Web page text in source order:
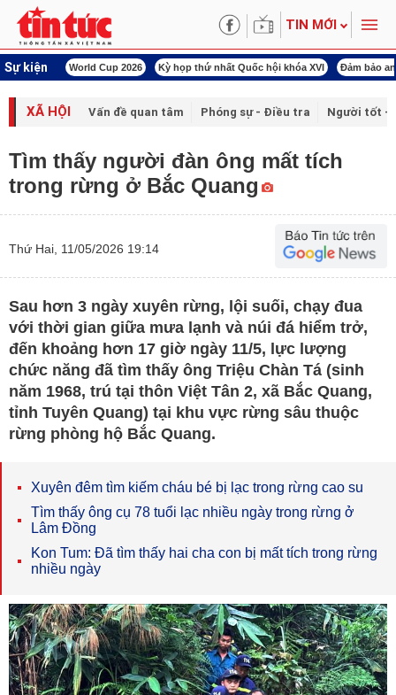
TIN MỚI
Sự kiện
World Cup 2026 Kỳ họp thứ nhất Quốc hội khóa XVI Đảm bảo an ninh
XÃ HỘI Vấn đề quan tâm Phóng sự - Điều tra Người tốt -
Tìm thấy người đàn ông mất tích
trong rừng ở Bắc Quang
Thứ Hai, 11/05/2026 19:14
Sau hơn 3 ngày xuyên rừng, lội suối, chạy đua
với thời gian giữa mưa lạnh và núi đá hiểm trở,
đến khoảng hơn 17 giờ ngày 11/5, lực lượng
chức năng đã tìm thấy ông Triệu Chàn Tá (sinh
năm 1968, trú tại thôn Việt Tân 2, xã Bắc Quang,
tỉnh Tuyên Quang) tại khu vực rừng sâu thuộc
rừng phòng hộ Bắc Quang.
Xuyên đêm tìm kiếm cháu bé bị lạc trong rừng cao su
Tìm thấy ông cụ 78 tuổi lạc nhiều ngày trong rừng ở
Lâm Đồng
Kon Tum: Đã tìm thấy hai cha con bị mất tích trong rừng
nhiều ngày